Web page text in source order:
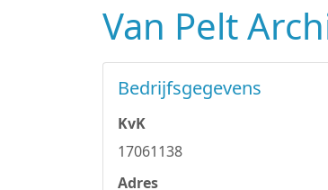
Van Pelt
Bedrijfsgegevens
KvK
17061138
Adres